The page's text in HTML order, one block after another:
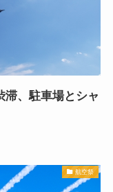
滞、駐車場とシャ
航空祭